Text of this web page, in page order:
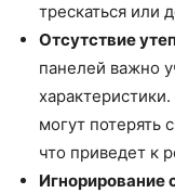
трескаться или
Отсутствие
панелей важно
могут потерять
что приведет к
Игнорирование